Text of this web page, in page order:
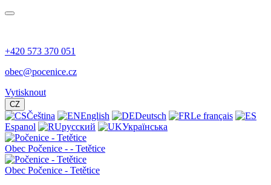
+420 573 370 051
obec@pocenice.cz
Vytisknout
CZ
Čeština English Deutsch
Le français
Espanol
русский Українська
Obec Počenice - - Tetětice
Obec Počenice - Tetětice